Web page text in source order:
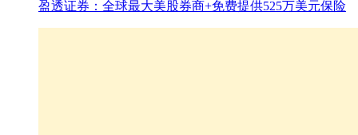
盈透证券：全球最大美股券商+免费提供525万美元保险